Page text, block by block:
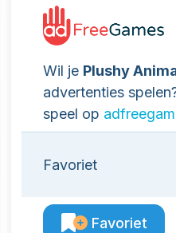
Wil je Plushy
advertenties
speel op
Favoriet
Favoriet